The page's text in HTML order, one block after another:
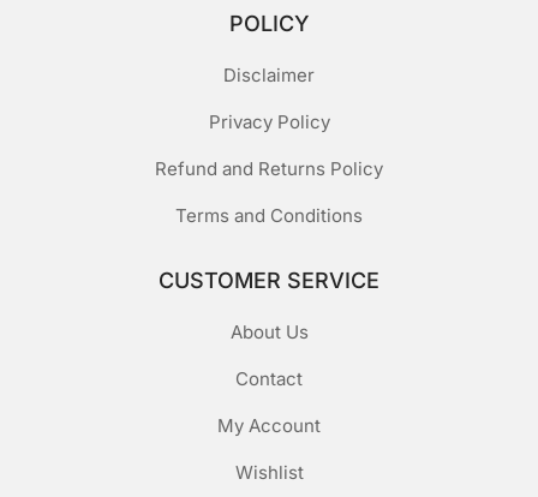
POLICY
Disclaimer
Privacy Policy
Refund and Returns Policy
Terms and Conditions
CUSTOMER SERVICE
About Us
Contact
My Account
Wishlist